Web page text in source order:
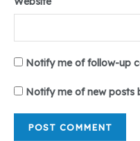
Notify me of follow-up
Notify me of new posts